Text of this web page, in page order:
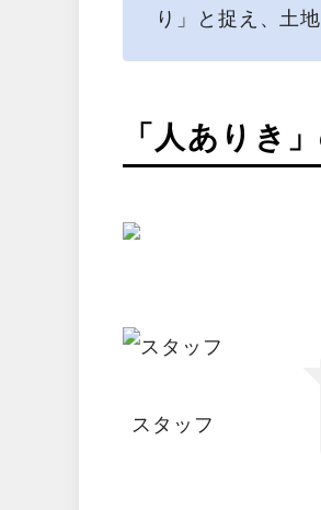
り」と捉え、土
「人ありき
スタッフ